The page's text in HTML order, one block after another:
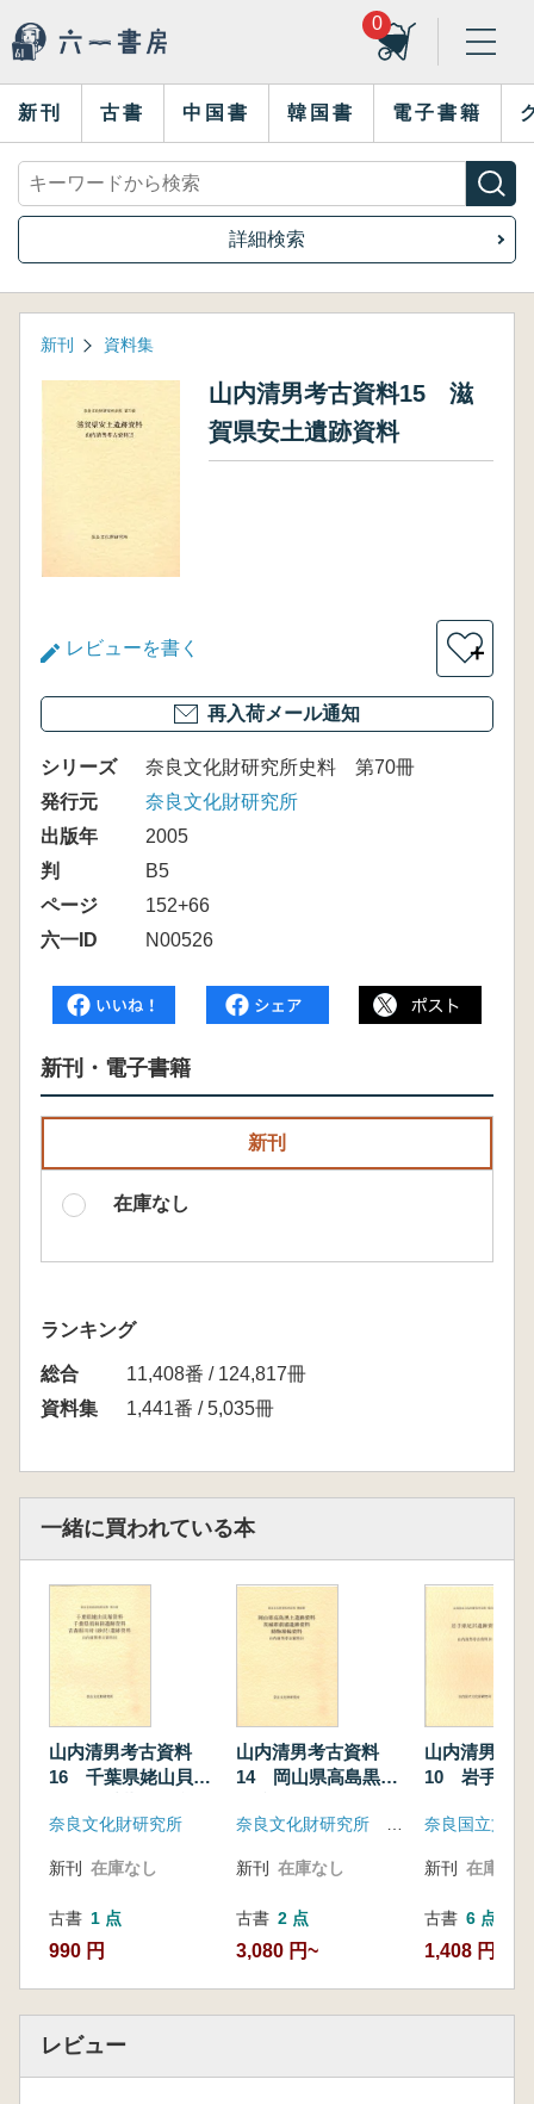
0
新刊 古書 中国書 韓国書 電子書籍
詳細検索
新刊 資料集
山内清男考古資料15 滋
賀県安土遺跡資料
レビューを書く ＋
再入荷メール通知
シリーズ
奈良文化財研究所史料 第70冊
発行元
奈良文化財研究所
出版年
2005
判
B5
ページ
152+66
六一ID
N00526
新刊・電子書籍
新刊
在庫なし
ランキング
総合
11,408番 / 124,817冊
資料集
1,441番 / 5,035冊
一緒に買われている本
山内清男考古資料
16 千葉県姥山貝塚
遺跡資料 青森県川
奈良文化財研究所
新刊 在庫なし
古書 1 点
990 円
山内清男考古資料
14 岡山県高島黒土
浦遺跡資料 動物埴奈良文化財研究所 (真陽社)
新刊 在庫なし
古書 2 点
3,080 円~
山内清男考
10 岩手県足
奈良国立文化
新刊 在庫なし
古書 6 点
1,408 円~
レビュー